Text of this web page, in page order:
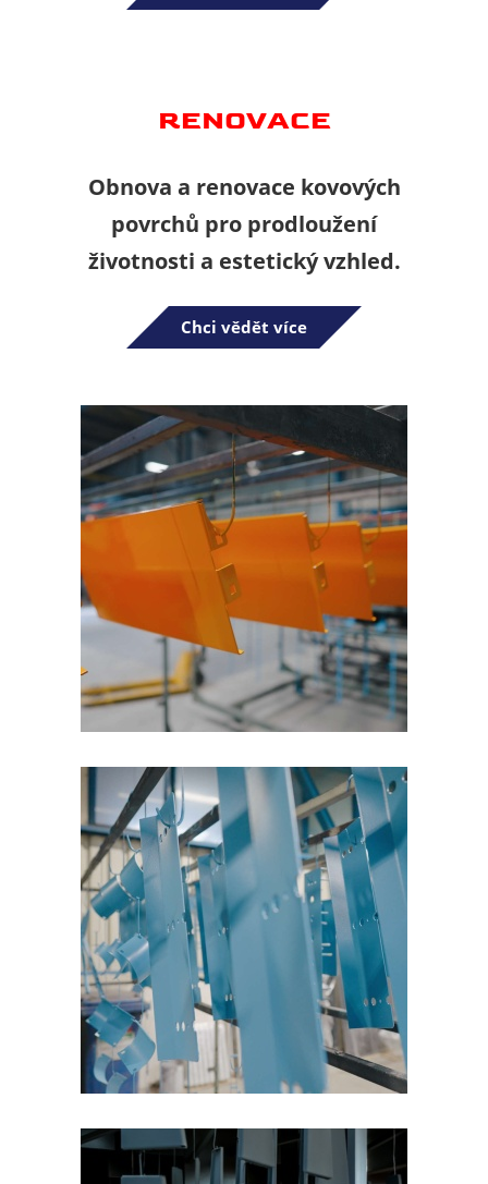
RENOVACE
Obnova a renovace kovových
povrchů pro prodloužení
životnosti a estetický vzhled.
Chci vědět více